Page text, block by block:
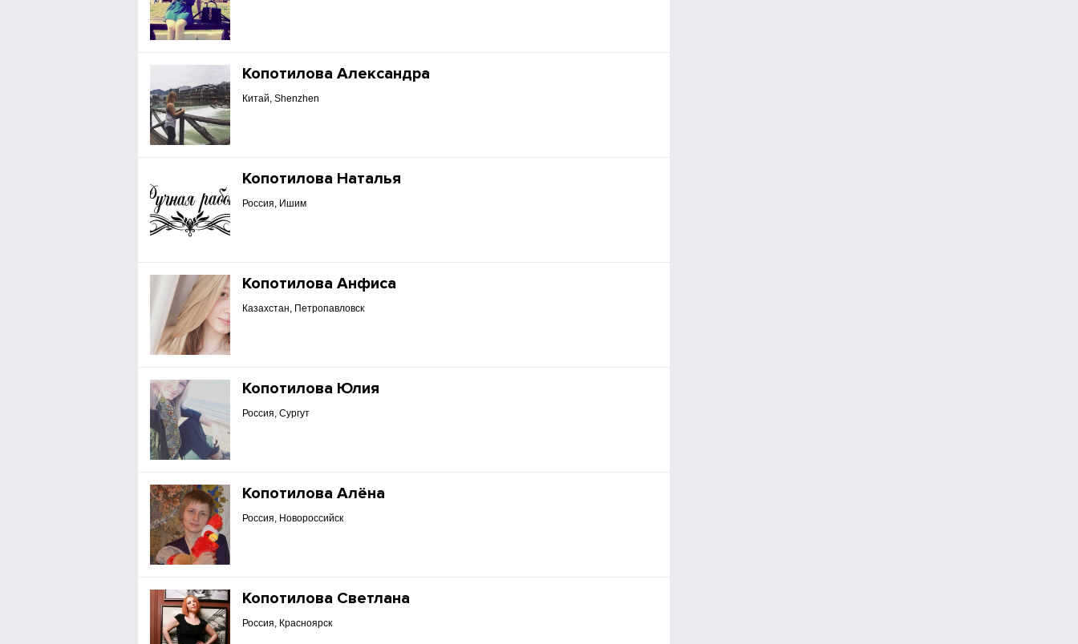
Копотилова Александра
Китай, Shenzhen
Копотилова Наталья
Россия, Ишим
Копотилова Анфиса
Казахстан, Петропавловск
Копотилова Юлия
Россия, Сургут
Копотилова Алёна
Россия, Новороссийск
Копотилова Светлана
Россия, Красноярск